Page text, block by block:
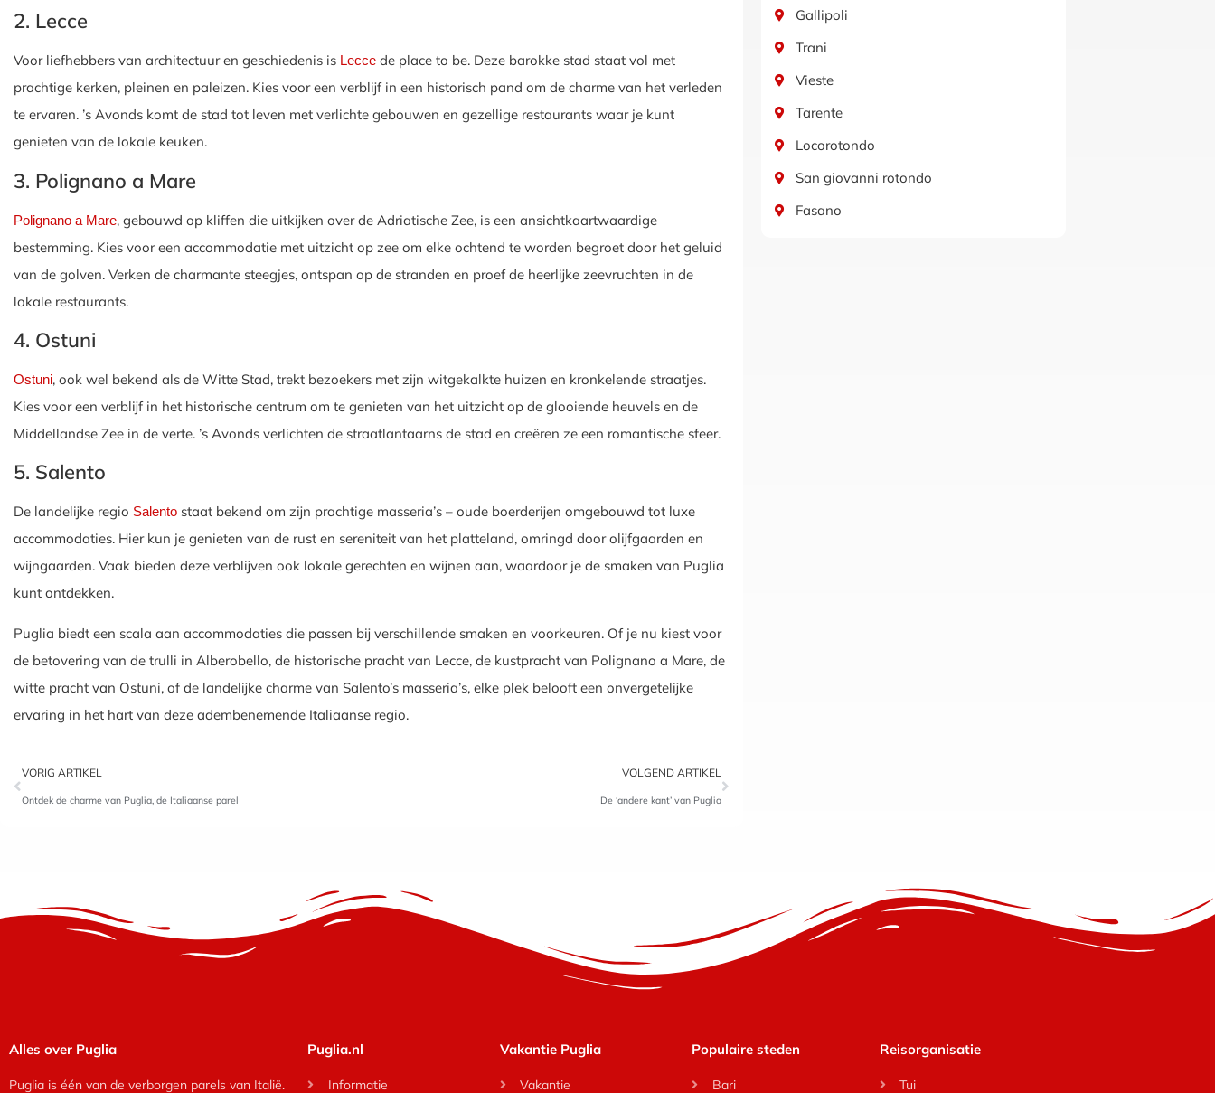
2. Lecce
Voor liefhebbers van architectuur en geschiedenis is Lecce de place to be. Deze barokke stad staat vol met
prachtige kerken, pleinen en paleizen. Kies voor een verblijf in een historisch pand om de charme van het verleden
te ervaren. ’s Avonds komt de stad tot leven met verlichte gebouwen en gezellige restaurants waar je kunt
genieten van de lokale keuken.
3. Polignano a Mare
Polignano a Mare, gebouwd op kliffen die uitkijken over de Adriatische Zee, is een ansichtkaartwaardige
bestemming. Kies voor een accommodatie met uitzicht op zee om elke ochtend te worden begroet door het geluid
van de golven. Verken de charmante steegjes, ontspan op de stranden en proef de heerlijke zeevruchten in de
lokale restaurants.
4. Ostuni
Ostuni, ook wel bekend als de Witte Stad, trekt bezoekers met zijn witgekalkte huizen en kronkelende straatjes.
Kies voor een verblijf in het historische centrum om te genieten van het uitzicht op de glooiende heuvels en de
Middellandse Zee in de verte. ’s Avonds verlichten de straatlantaarns de stad en creëren ze een romantische sfeer.
5. Salento
De landelijke regio Salento staat bekend om zijn prachtige masseria’s – oude boerderijen omgebouwd tot luxe
accommodaties. Hier kun je genieten van de rust en sereniteit van het platteland, omringd door olijfgaarden en
wijngaarden. Vaak bieden deze verblijven ook lokale gerechten en wijnen aan, waardoor je de smaken van Puglia
kunt ontdekken.
Puglia biedt een scala aan accommodaties die passen bij verschillende smaken en voorkeuren. Of je nu kiest voor
de betovering van de trulli in Alberobello, de historische pracht van Lecce, de kustpracht van Polignano a Mare, de
witte pracht van Ostuni, of de landelijke charme van Salento’s masseria’s, elke plek belooft een onvergetelijke
ervaring in het hart van deze adembenemende Italiaanse regio.
VORIG ARTIKEL
Ontdek de charme van Puglia, de Italiaanse parel
VOLGEND ARTIKEL
De ‘andere kant’ van Puglia
Gallipoli
Trani
Vieste
Tarente
Locorotondo
San giovanni rotondo
Fasano
Alles over Puglia
Puglia is één van de verborgen parels van Italië.
Puglia.nl
Informatie
Vakantie Puglia
Vakantie
Populaire steden
Bari
Reisorganisatie
Tui